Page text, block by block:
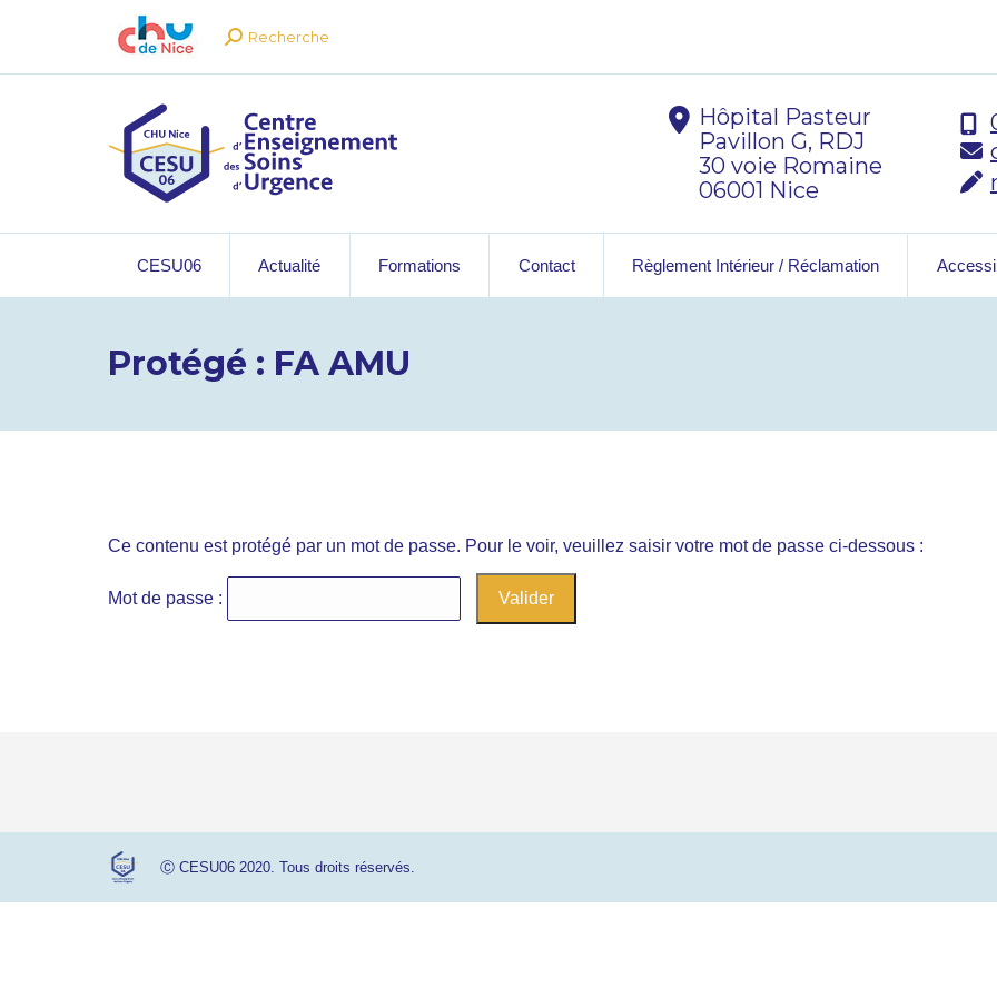
Recherche
Recherche
Hôpital Pasteur
Pavillon G, RDJ
30 voie Romaine
06001 Nice
CESU06 Actualité Formations Contact Règlement Intérieur / Réclamation
Protégé : FA AMU
Ce contenu est protégé par un mot de passe. Pour le voir, veuillez saisir votre mot de passe ci-dessous :
Mot de passe :
Ⓒ CESU06 2020. Tous droits réservés.